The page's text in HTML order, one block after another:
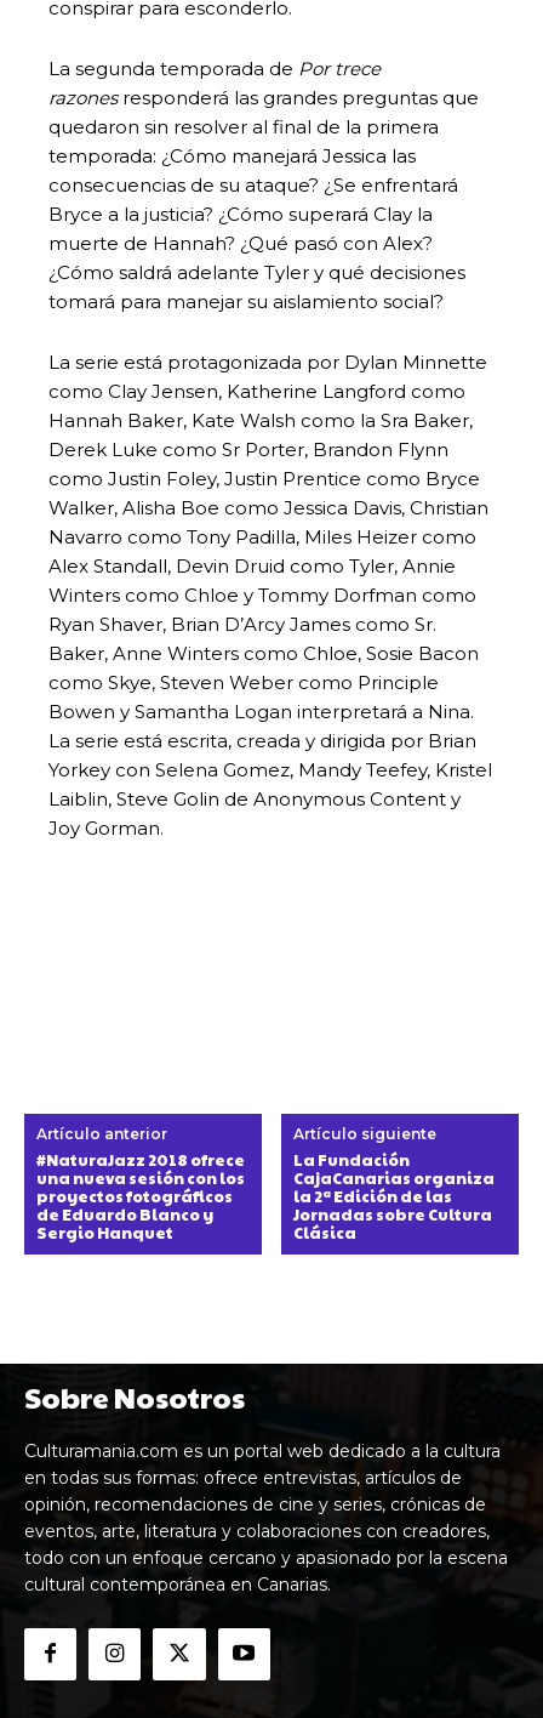
conspirar para esconderlo.
La segunda temporada de Por trece
razonesresponderá las grandes preguntas que
quedaron sin resolver al final de la primera
temporada: ¿Cómo manejará Jessica las
consecuencias de su ataque? ¿Se enfrentará
Bryce a la justicia? ¿Cómo superará Clay la
muerte de Hannah? ¿Qué pasó con Alex?
¿Cómo saldrá adelante Tyler y qué decisiones
tomará para manejar su aislamiento social?
La serie está protagonizada por Dylan Minnette
como Clay Jensen, Katherine Langford como
Hannah Baker, Kate Walsh como la Sra Baker,
Derek Luke como Sr Porter, Brandon Flynn
como Justin Foley, Justin Prentice como Bryce
Walker, Alisha Boe como Jessica Davis, Christian
Navarro como Tony Padilla, Miles Heizer como
Alex Standall, Devin Druid como Tyler, Annie
Winters como Chloe y Tommy Dorfman como
Ryan Shaver, Brian D’Arcy James como Sr.
Baker, Anne Winters como Chloe, Sosie Bacon
como Skye, Steven Weber como Principle
Bowen y Samantha Logan interpretará a Nina.
La serie está escrita, creada y dirigida por Brian
Yorkey con Selena Gomez, Mandy Teefey, Kristel
Laiblin, Steve Golin de Anonymous Content y
Joy Gorman.
Artículo anterior
#NaturaJazz 2018 ofrece
una nueva sesión con los
proyectos fotográficos
de Eduardo Blanco y
Sergio Hanquet
Artículo siguiente
La Fundación
CajaCanarias organiza
la 2ª Edición de las
Jornadas sobre Cultura
Clásica
Sobre Nosotros
Culturamania.com es un portal web dedicado a la cultura
en todas sus formas: ofrece entrevistas, artículos de
opinión, recomendaciones de cine y series, crónicas de
eventos, arte, literatura y colaboraciones con creadores,
todo con un enfoque cercano y apasionado por la escena
cultural contemporánea en Canarias.